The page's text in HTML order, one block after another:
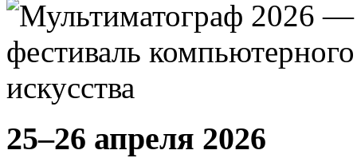
25–26 апреля 2026